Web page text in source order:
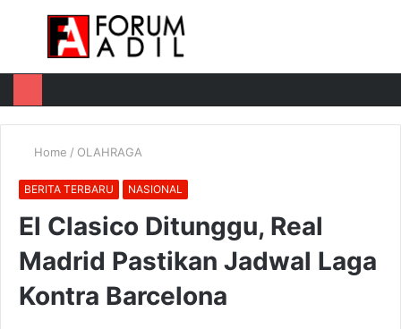
Menu
Home / OLAHRAGA
BERITA TERBARU NASIONAL
El Clasico Ditunggu, Real
Madrid Pastikan Jadwal Laga
Kontra Barcelona